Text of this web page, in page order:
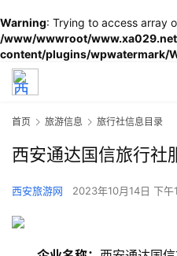
Warning: Trying to access array
/www/wwwroot/
content/plugins/wpwatermark/
首页 旅游信息 旅行社信息目录
西安通达国信旅行社
西安旅游网 2023年10月14日 下午